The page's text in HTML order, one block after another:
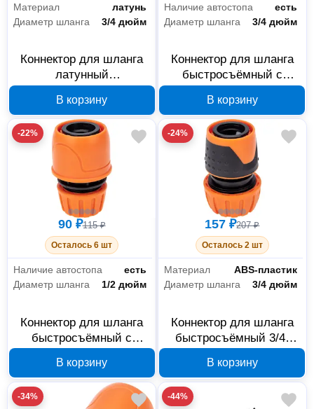
Материал
латунь
Диаметр шланга
3/4 дюйм
Коннектор для шланга
латунный
Четыре сезона 62-0214
В корзину
Наличие автостопа
есть
Диаметр шланга
3/4 дюйм
Коннектор для шланга
быстросъёмный с
сезона 62-0217
В корзину
-22%
90 ₽115 ₽
Осталось 6 шт
Наличие автостопа
есть
Диаметр шланга
1/2 дюйм
Коннектор для шланга
быстросъёмный с
сезона 62-0218
В корзину
-24%
157 ₽207 ₽
Осталось 2 шт
Материал
ABS-пластик
Диаметр шланга
3/4 дюйм
Коннектор для шланга
быстросъёмный 3/4"
В корзину
-34% -44%